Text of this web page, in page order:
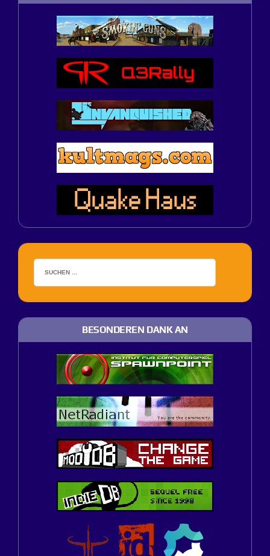
BESONDEREN DANK AN